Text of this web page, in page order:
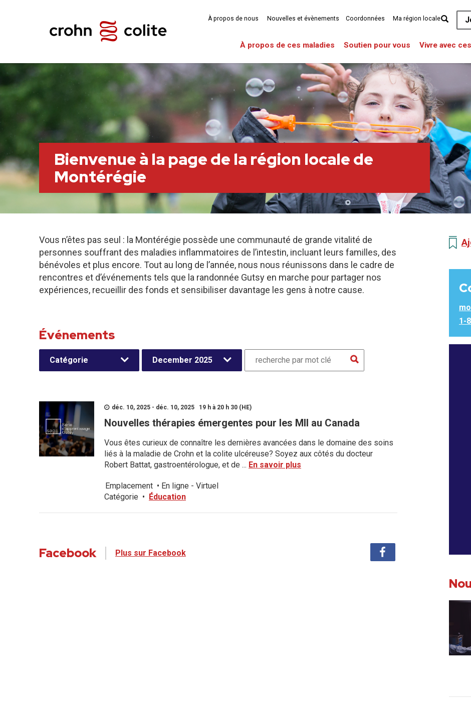
À propos de ces maladies Soutien pour vous Vivre avec
À propos de nous Nouvelles et évènements Coordonnées Ma région locale
Bienvenue à la page de la région locale de
Montérégie
Vous n’êtes pas seul : la Montérégie possède une communauté de grande vitalité de
personnes souffrant des maladies inflammatoires de l’intestin, incluant leurs familles, des
bénévoles et plus encore. Tout au long de l’année, nous nous réunissons dans le cadre de
rencontres et d’événements tels que la randonnée Gutsy en marche pour partager nos
expériences, recueillir des fonds et sensibiliser davantage les gens à notre cause.
Événements
Catégorie December 2025
déc. 10, 2025 - déc. 10, 2025 19 h à 20 h 30 (HE)
Nouvelles thérapies émergentes pour les MII au Canada
Vous êtes curieux de connaître les dernières avancées dans le domaine des soins
liés à la maladie de Crohn et la colite ulcéreuse? Soyez aux côtés du docteur
Robert Battat, gastroentérologue, et de ... En savoir plus
Emplacement • En ligne - Virtuel
Catégorie • Éducation
Facebook Plus sur Facebook
1-